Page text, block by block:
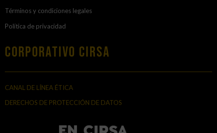
Términos y condiciones legales
Política de privacidad
Corporativo Cirsa
CANAL DE LÍNEA ÉTICA
DERECHOS DE PROTECCIÓN DE DATOS